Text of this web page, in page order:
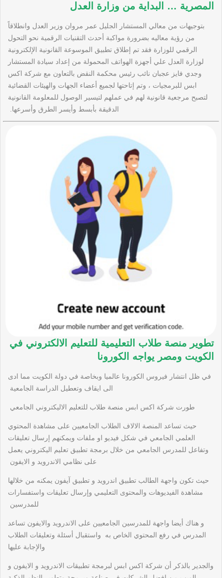
المصرية … البداية من وزارة العدل
بتوجيهات من معالي المستشار الجليل عمر مروان وزير العدل وانطلاقاً
من رؤية معاليه بضرورة مواكبة أحدث التقنيات الرقمية نحو التحول
الرقمي للوزارة فقد تم إطلاق تطبيق الموسوعة القانونية الإلكترونية
لوزارة العدل علي أجهزة الهواتف المحمولة من إعداد سيادة المستشار
وجدي فايز عجبان نائب رئيس محكمة النقض بالتعاون مع شركة اكس
ابس للبرمجيات ، وتم إتاحتها لجميع أعضاء الجهات والهيئات القضائية
لتصبح مرجعية قانونية لهم في عملهم لتيسير الوصول للمعلومة القانونية
الدقيقة بأبسط وأيسر الطرق وأسرعها.
تطوير منصة طلاب التعليمية للتعليم الالكتروني في
الكويت ومصر يواجه الكورونا
في ظل انتشار فيروس الكورونا عالميا وبخاصة في دولة الكويت مما ادى
الى ايقاف وتعطيل الدراسة الجامعية
طورت شركة اكس ابس منصة طلاب للتعليم الاليكتروني الجامعي
حيث تساعد المنصة الالاف الطلاب الجامعيين على مشاهدة المحتوي
العلمي الجامعي في شكل فيديو او ملفات ويمكنهم إرسال تعليقات
وتفاعل للمدرس الجامعي من خلال برمجة تطبيق تعليم اليكتروني يعمل
على نظامي الاندرويد و الايفون
حيث تكون واجهة الطالب تطبيق اندرويد و تطبيق آيفون يمكنه من خلالها
مشاهدة الفيديوهات والمحتوى التعليمي وإرسال تعليقات واستفسارات
للمدرسين
و هناك أيضا واجهة للمدرسين الجامعيين على الاندرويد والايفون تساعد
المدرس في رفع المحتوي الخاص به واستقبال أسئلة وتعليقات الطلاب
والإجابة عليها
والجدير بالذكر أن شركة اكس ابس لبرمجة تطبيقات الاندرويد و الايفون و